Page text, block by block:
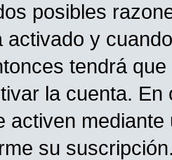
posibles
activado y
tendrá
la cuenta.
activen
su